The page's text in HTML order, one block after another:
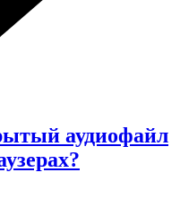
аудиофайл